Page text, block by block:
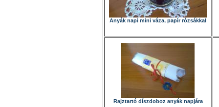
Anyák napi mini váza, papír rózsákkal
Rajztartó díszdoboz anyák napjára